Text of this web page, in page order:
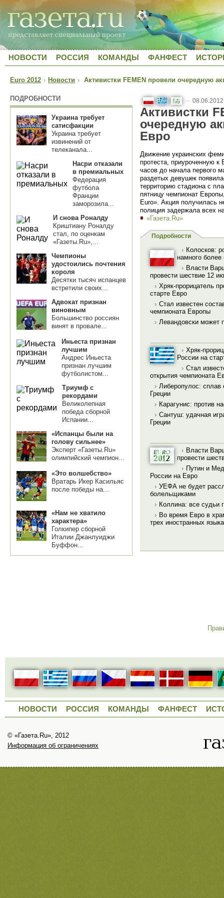
НОВОСТИ РОССИЯ КОМАНДЫ ФАНФЕСТ
Euro 2012 › Новости › Активистки FEMEN провели очередную
ПОДРОБНОСТИ
Украина требует
сатисфакции
Украина требует
извинений от
телеканала...
Насри отказали
в премиальных
Федерация
футбола
Франции
заморозила...
И снова Роналду
Криштиану Роналду
стал, по оценкам
«Газеты.Ru»,...
Чемпионы
удостоились почтения
короля
Десятки тысяч испанцев
встретили своих...
Адвокат признан
виновным
Большинство россиян
винят в провале...
Иньеста признан
лучшим
Андрес Иньеста
признан лучшим
футболистом...
Триумф с
рекордами
Великолепная
победа сборной
Испании...
«Испанцы были на
голову сильнее»
Эксперт «Газеты.Ru»
олимпийский чемпион...
«Это волшебство»
Вратарь Икер Касильяс
после победы на...
«Нам не хватило
характера»
Голкипер сборной
Италии Джанлуиджи
Буффон...
—
Активистки
очередную
Евро
Движение украинских
протеста, приуроченную
часов до начала первого
раздетых девушек
территорию стадиона с
пятницу чемпионат
Euro». Акция получилась
полиция задержала всех
«Газета.Ru»
Подробности
› Колосков:
намного
› Власти
провести шествие 12
› Хряк-прорицатель
старте Евро
› Стал известен
чемпионата Европы
› Левандовски может
› Хряк-
России на
› Стал
открытия чемпионата
› Либеропулос:
Греции
› Карагунис: против
› Сантуш: удачная
Греции
› Власти
провести
› Путин и
России на Евро
› УЕФА не будет
болельщиками
› Коллина: все судьи
› Во время Евро в
трех иностранных
НОВОСТИ РОССИЯ КОМАНДЫ ФАНФЕСТ
© «Газета.Ru», 2012
Информация об ограничениях